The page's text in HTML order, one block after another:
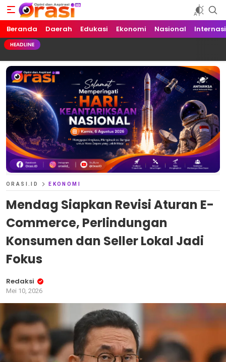
Orasi.ID
Opini dan Aspirasi!
Beranda Daerah Edukasi Ekonomi Nasional
HEADLINE
ORASI.ID EKONOMI
Mendag Siapkan Revisi Aturan E-
Commerce, Perlindungan
Konsumen dan Seller Lokal Jadi
Fokus
Redaksi
Mei 10, 2026